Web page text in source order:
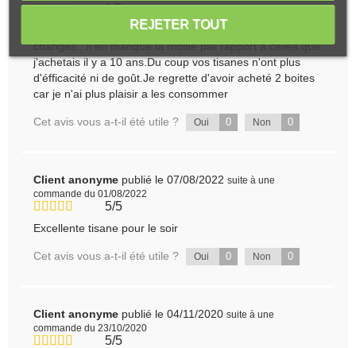
1/5
Les ingrédients composants vos tisanes ont bien
changés...Il en manque la moitié par rapport a celles que
j'achetais il y a 10 ans.Du coup vos tisanes n'ont plus
d'éfficacité ni de goût.Je regrette d'avoir acheté 2 boites
car je n'ai plus plaisir a les consommer
Cet avis vous a-t-il été utile ? Oui 0 Non 0
Client anonyme publié le 07/08/2022 suite à une
commande du 01/08/2022
5/5
Excellente tisane pour le soir
Cet avis vous a-t-il été utile ? Oui 0 Non 0
Client anonyme publié le 04/11/2020 suite à une
commande du 23/10/2020
5/5
REJETER TOUT